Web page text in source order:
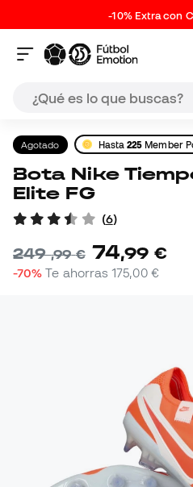
-10% Extra con
Agotado Hasta225 Member
Bota Nike Tiempo Legend 10
Elite FG
(6)
249,99 € 74,99 €
-70% Te ahorras175,00 €